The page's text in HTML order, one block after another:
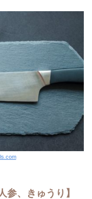
参、きゅうり】